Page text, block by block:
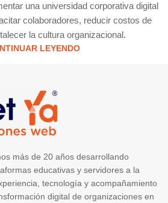
una universidad corporativa digital
colaboradores, reducir costos de
la cultura organizacional.
LEYENDO
más de 20 años desarrollando
educativas y servidores a la
tecnología y acompañamiento
digital de organizaciones en